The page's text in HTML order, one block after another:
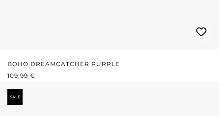
BOHO DREAMCATCHER PURPLE
REGULÄRER PREIS:
109,99 €
SALE